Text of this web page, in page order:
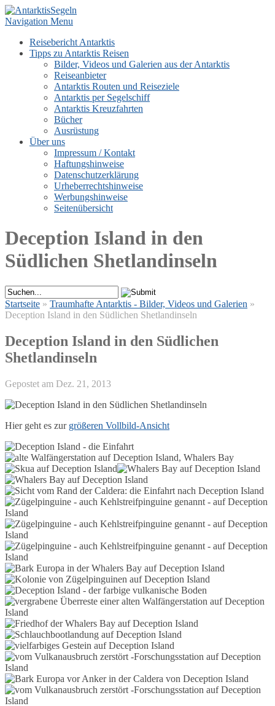
Navigation Menu
Reisebericht Antarktis
Tipps zu Antarktis Reisen
Bilder, Videos und Galerien aus der Antarktis
Reiseanbieter
Antarktis Routen und Reiseziele
Antarktis per Segelschiff
Antarktis Kreuzfahrten
Bücher
Ausrüstung
Über uns
Impressum / Kontakt
Haftungshinweise
Datenschutzerklärung
Urheberrechtshinweise
Werbungshinweise
Seitenübersicht
Deception Island in den
Südlichen Shetlandinseln
Startseite » Traumhafte Antarktis - Bilder, Videos und Galerien »
Deception Island in den Südlichen Shetlandinseln
Deception Island in den Südlichen
Shetlandinseln
Gepostet am Dez. 21, 2013
Hier geht es zur größeren Vollbild-Ansicht